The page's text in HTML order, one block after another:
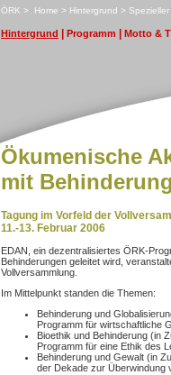
ÖRK > Home > Hintergrund > S
Hintergrund Programm Motto &
Ökumenische
mit
Tagung im Vorfeld der
11.-13. Februar 2006
EDAN, ein dezentralisiertes ÖRK-
Behinderungen geleitet wird,
Vollversammlung.
Im Mittelpunkt standen die Themen:
Behinderung und
Programm für wirtschaftliche
Bioethik und Behinderung (in
Programm für eine Ethik des
Behinderung und Gewalt (in
der Dekade zur Überwindung